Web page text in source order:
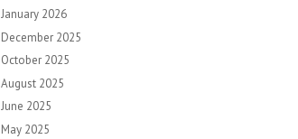
January 2026
December 2025
October 2025
August 2025
June 2025
May 2025